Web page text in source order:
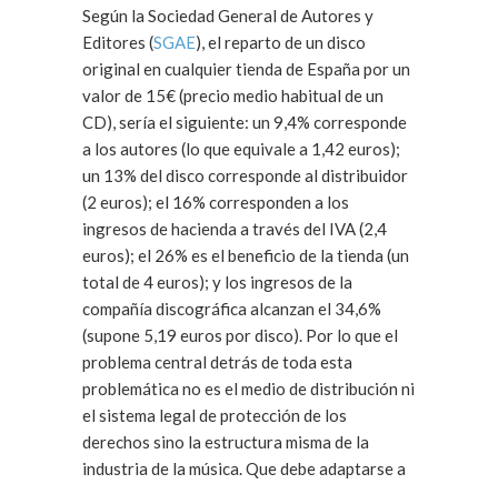
Según la Sociedad General de Autores y
Editores (SGAE), el reparto de un disco
original en cualquier tienda de España por un
valor de 15€ (precio medio habitual de un
CD), sería el siguiente: un 9,4% corresponde
a los autores (lo que equivale a 1,42 euros);
un 13% del disco corresponde al distribuidor
(2 euros); el 16% corresponden a los
ingresos de hacienda a través del IVA (2,4
euros); el 26% es el beneficio de la tienda (un
total de 4 euros); y los ingresos de la
compañía discográfica alcanzan el 34,6%
(supone 5,19 euros por disco). Por lo que el
problema central detrás de toda esta
problemática no es el medio de distribución ni
el sistema legal de protección de los
derechos sino la estructura misma de la
industria de la música. Que debe adaptarse a